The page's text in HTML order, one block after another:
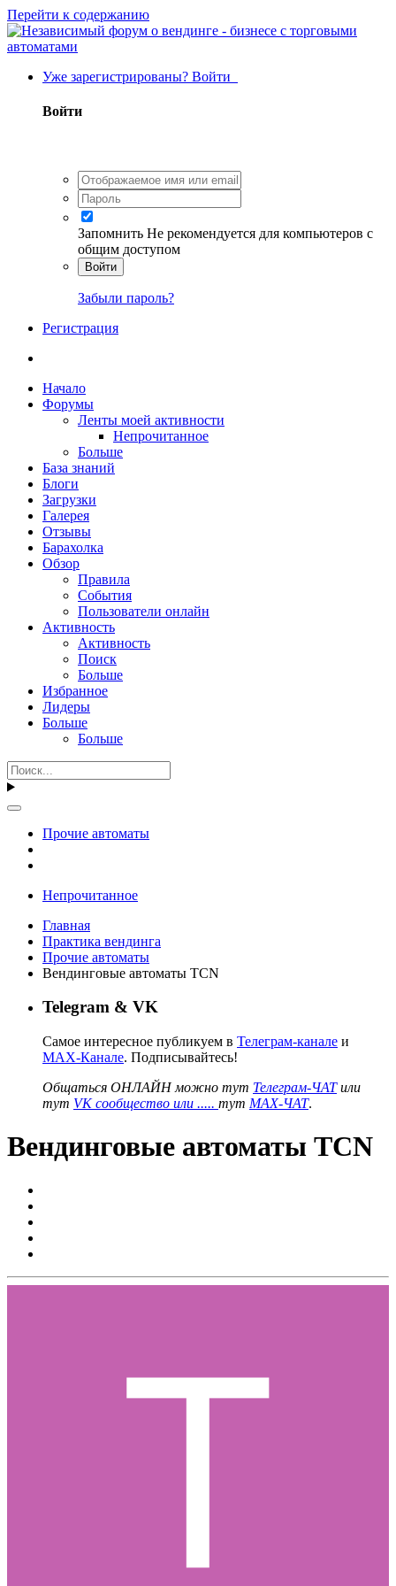
Перейти к содержанию
Уже зарегистрированы? Войти
Войти
Запомнить Не рекомендуется для компьютеров с
общим доступом
Войти
Забыли пароль?
Регистрация
Начало
Форумы
Ленты моей активности
Непрочитанное
Больше
База знаний
Блоги
Загрузки
Галерея
Отзывы
Барахолка
Обзор
Правила
События
Пользователи онлайн
Активность
Активность
Поиск
Больше
Избранное
Лидеры
Больше
Больше
Прочие автоматы
Непрочитанное
Главная
Практика вендинга
Прочие автоматы
Вендинговые автоматы TCN
Telegram & VK
Самое интересное публикуем в Телеграм-канале и
MAX-Канале. Подписывайтесь!
Общаться ОНЛАЙН можно тут Телеграм-ЧАТили
тут VK сообщество или ..... тут MAX-ЧАТ.
Вендинговые автоматы TCN